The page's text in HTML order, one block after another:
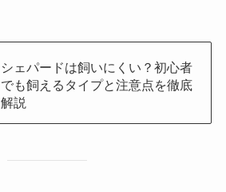
シェパードは飼いにくい？初心者
でも飼えるタイプと注意点を徹底
解説